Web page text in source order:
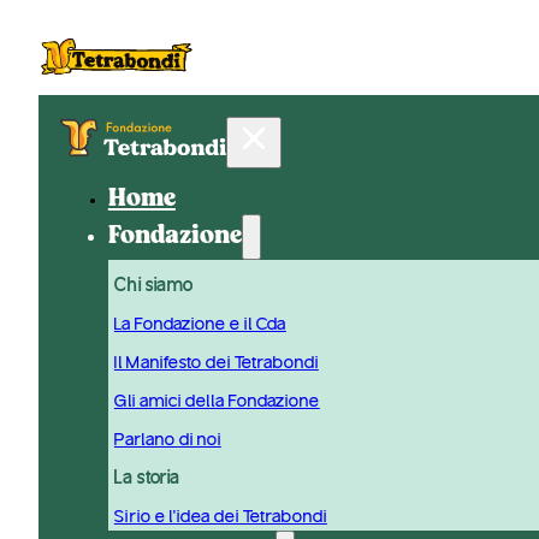
Home
Fondazione
Chi siamo
La Fondazione e il Cda
Il Manifesto dei Tetrabondi
Gli amici della Fondazione
Parlano di noi
La storia
Sirio e l'idea dei Tetrabondi